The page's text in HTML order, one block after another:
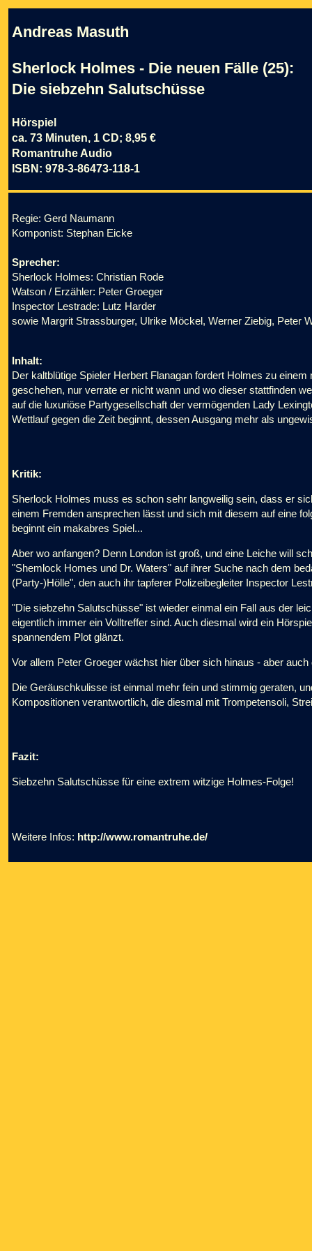
Andreas Masuth
Sherlock Holmes - Die neuen Fälle (25):
Die siebzehn Salutschüsse
Hörspiel
ca. 73 Minuten, 1 CD; 8,95 €
Romantruhe Audio
ISBN: 978-3-86473-118-1
Regie: Gerd Naumann
Komponist: Stephan Eicke
Sprecher:
Sherlock Holmes: Christian Rode
Watson / Erzähler: Peter Groeger
Inspector Lestrade: Lutz Harder
sowie Margrit Strassburger, Ulrike Möckel, Werner Ziebig, Peter
Inhalt:
Der kaltblütige Spieler Herbert Flanagan fordert Holmes zu
geschehen, nur verrate er nicht wann und wo dieser stattfinden
auf die luxuriöse Partygesellschaft der vermögenden Lady
Wettlauf gegen die Zeit beginnt, dessen Ausgang mehr als
Kritik:
Sherlock Holmes muss es schon sehr langweilig sein, dass er
einem Fremden ansprechen lässt und sich mit diesem auf eine
beginnt ein makabres Spiel...
Aber wo anfangen? Denn London ist groß, und eine Leiche will
"Shemlock Homes und Dr. Waters" auf ihrer Suche nach dem
(Party-)Hölle", den auch ihr tapferer Polizeibegleiter Inspector
"Die siebzehn Salutschüsse" ist wieder einmal ein Fall aus der
eigentlich immer ein Volltreffer sind. Auch diesmal wird ein
spannendem Plot glänzt.
Vor allem Peter Groeger wächst hier über sich hinaus - aber
Die Geräuschkulisse ist einmal mehr fein und stimmig geraten,
Kompositionen verantwortlich, die diesmal mit Trompetensoli,
Fazit:
Siebzehn Salutschüsse für eine extrem witzige Holmes-Folge!
Weitere Infos: http://www.romantruhe.de/